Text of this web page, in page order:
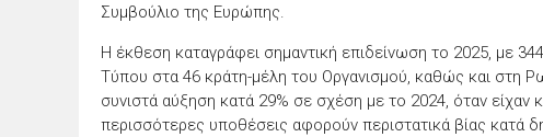
Συμβούλιο της Ευρώπης.
Η έκθεση καταγράφει σημαντική επιδείνωση το 2025, με
Τύπου στα 46 κράτη-μέλη του Οργανισμού, καθώς και στη
συνιστά αύξηση κατά 29% σε σχέση με το 2024, όταν είχαν
περισσότερες υποθέσεις αφορούν περιστατικά βίας